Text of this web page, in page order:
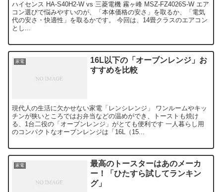
ハイセンス HA-S40H2-W vs 三菱電機 霧ヶ峰 MSZ-FZ4026S-W エア
コン選びで悩みやすいのが、「本体価格の安さ」を取るか、「電気
代の安さ・快適性」を取るかです。 今回は、14畳クラスのエアコン
とし...
家電
16L以下の「オーブンレンジ」お
すすめを比較
現代人の生活に欠かせない家電「レンシレンジ」 ワンルームやキッ
チンが狭いところではお弁当などの温めができ、トーストも焼け
る、1台二役の「オーブンレンジ」がとても便利です 一人暮らし用
のコンパクトなオーブンレンジは「16L（15...
家電
最高のトースターはあのメーカ
ー！「ひたすら試してランキン
グ」